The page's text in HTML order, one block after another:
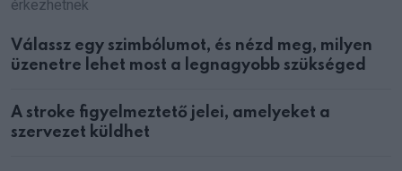
érkezhetnek
Válassz egy szimbólumot, és nézd meg, milyen
üzenetre lehet most a legnagyobb szükséged
A stroke figyelmeztető jelei, amelyeket a
szervezet küldhet